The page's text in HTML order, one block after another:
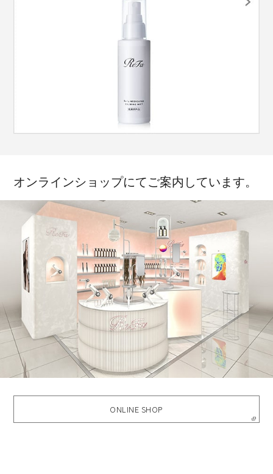
オンラインショップにてご案内しています。
ONLINE SHOP